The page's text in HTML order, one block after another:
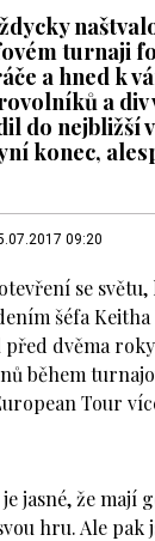
turnaji
a hned k
a
do nejbližší
konec,
09:20
se
šéfa
před dvěma
během
Tour
jasné, že mají
hru. Ale pak